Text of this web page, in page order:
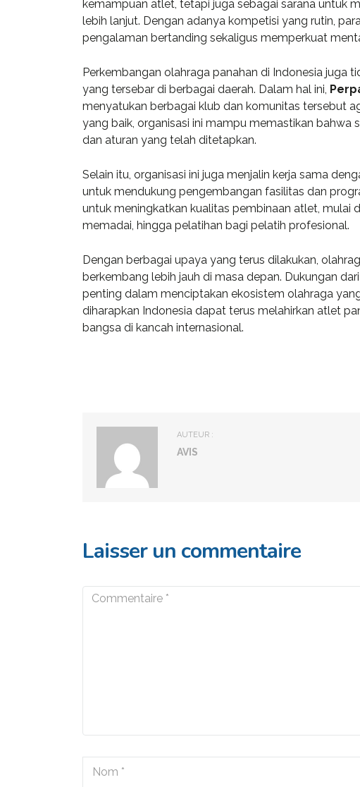
kemampuan atlet, tetapi juga sebagai sarana untuk
lebih lanjut. Dengan adanya kompetisi yang rutin,
pengalaman bertanding sekaligus memperkuat
Perkembangan olahraga panahan di Indonesia juga
yang tersebar di berbagai daerah. Dalam hal ini,
menyatukan berbagai klub dan komunitas tersebut
yang baik, organisasi ini mampu memastikan bahwa
dan aturan yang telah ditetapkan.
Selain itu, organisasi ini juga menjalin kerja sama
untuk mendukung pengembangan fasilitas dan
untuk meningkatkan kualitas pembinaan atlet, mulai
memadai, hingga pelatihan bagi pelatih profesional.
Dengan berbagai upaya yang terus dilakukan,
berkembang lebih jauh di masa depan. Dukungan
penting dalam menciptakan ekosistem olahraga
diharapkan Indonesia dapat terus melahirkan atlet
bangsa di kancah internasional.
AUTEUR :
AVIS
Laisser un commentaire
«Prior to joining
WP, Bianca ran a
management
investment...
David S.
CEO at Entavo